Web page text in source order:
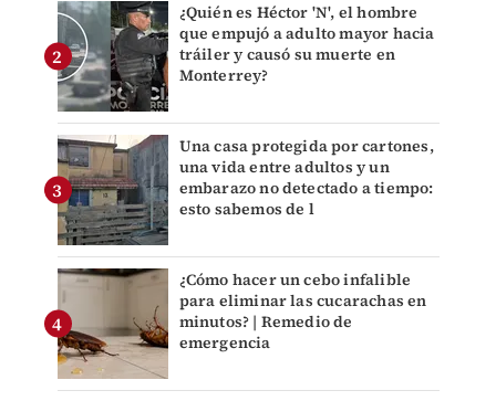
¿Quién es Héctor 'N', el hombre
que empujó a adulto mayor hacia
tráiler y causó su muerte en
Monterrey?
Una casa protegida por cartones,
una vida entre adultos y un
embarazo no detectado a tiempo:
esto sabemos de l
¿Cómo hacer un cebo infalible
para eliminar las cucarachas en
minutos? | Remedio de
emergencia